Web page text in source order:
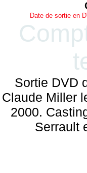
Date de sortie en
Sortie DVD
Claude Miller
2000.
Serrault